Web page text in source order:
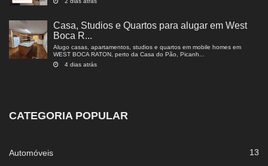
Casa, Studios e Quartos para alugar em West
Boca R...
Alugo casas, apartamentos, studios e quartos em mobile homes em
WEST BOCA RATON, perto da Casa do Pão, Picanh...
4 dias atrás
CATEGORIA POPULAR
Automóveis 13